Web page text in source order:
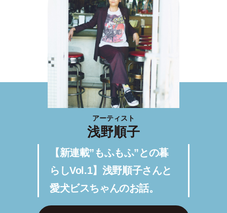
アーティスト
浅野順子
【新連載”もふもふ”との暮
らしVol.1】浅野順子さんと
愛犬ビスちゃんのお話。